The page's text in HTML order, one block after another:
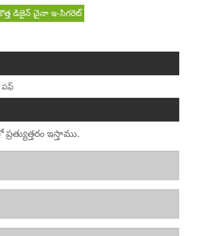
డిజైన్ చైనా ఇ-సిగరెట్
పఫ్
ఇస్తాము.